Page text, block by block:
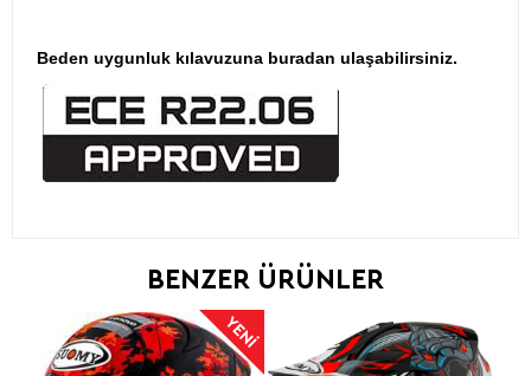
Beden uygunluk kılavuzuna buradan ulaşabilirsiniz.
BENZER ÜRÜNLER